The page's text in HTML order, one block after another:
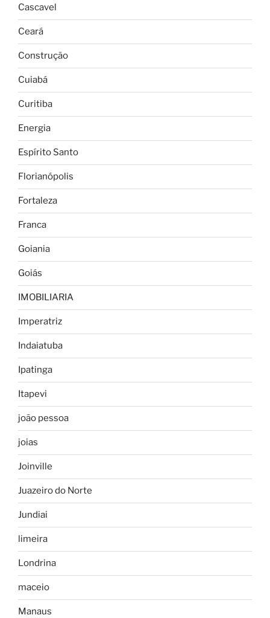
Cascavel
Ceará
Construção
Cuiabá
Curitiba
Energia
Espírito Santo
Florianópolis
Fortaleza
Franca
Goiania
Goiás
IMOBILIARIA
Imperatriz
Indaiatuba
Ipatinga
Itapevi
joão pessoa
joias
Joinville
Juazeiro do Norte
Jundiai
limeira
Londrina
maceio
Manaus